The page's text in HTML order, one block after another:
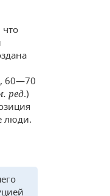
60—70
ред.)
люди.